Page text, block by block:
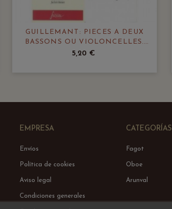
GUILLEMANT: PIECES A DEUX
BASSONS OU VIOLONCELLES.
OPUS 3-C. 1748
5,20 €
EMPRESA
Envíos
Política de cookies
Aviso legal
Condiciones generales
CATEGORÍAS
Fagot
Oboe
Arunval